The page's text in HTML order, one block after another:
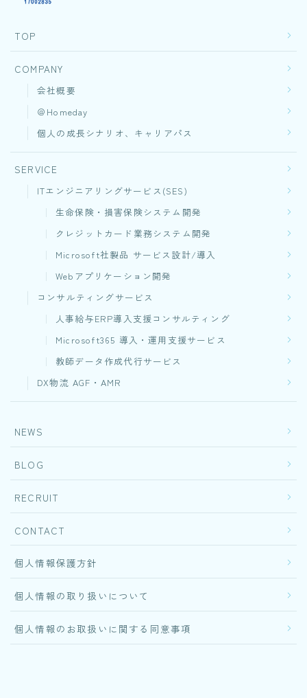
TOP
COMPANY
会社概要
＠Homeday
個人の成長シナリオ、キャリアパス
SERVICE
ITエンジニアリングサービス(SES)
生命保険・損害保険システム開発​
クレジットカード業務システム開発
Microsoft社製品 サービス設計/導入
Webアプリケーション開発​
コンサルティングサービス
人事給与ERP導入支援コンサルティング
Microsoft365 導入・運用支援サービス
教師データ作成代行サービス
DX物流 AGF・AMR
NEWS
BLOG
RECRUIT
CONTACT
個人情報保護方針
個人情報の取り扱いについて
個人情報のお取扱いに関する同意事項